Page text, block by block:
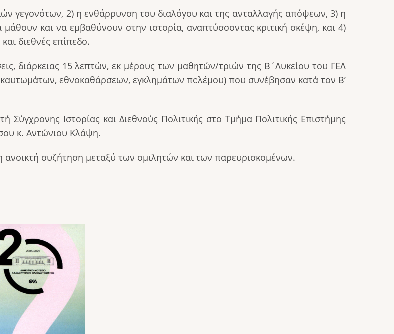
γεγονότων, 2) η ενθάρρυνση του διαλόγου και της ανταλλαγής απόψεων, 3) η
και να εμβαθύνουν στην ιστορία, αναπτύσσοντας κριτική σκέψη, και 4)
διεθνές επίπεδο.
διάρκειας 15 λεπτών, εκ μέρους των μαθητών/τριών της Β΄Λυκείου του ΓΕΛ
εθνοκαθάρσεων, εγκλημάτων πολέμου) που συνέβησαν κατά τον Β’
Ιστορίας και Διεθνούς Πολιτικής στο Τμήμα Πολιτικής Επιστήμης
κ. Αντώνιου Κλάψη.
συζήτηση μεταξύ των ομιλητών και των παρευρισκομένων.